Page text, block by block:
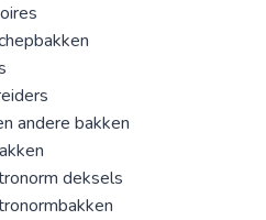
andere bakken
deksels